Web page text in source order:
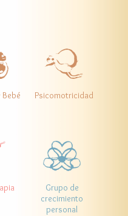
Bebé Psicomotricidad
Grupo de
crecimiento
personal